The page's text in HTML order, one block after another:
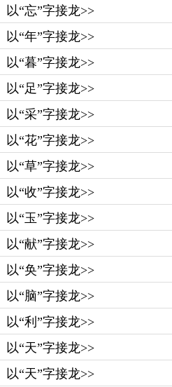
以“忘”字接龙>>
以“年”字接龙>>
以“暮”字接龙>>
以“足”字接龙>>
以“采”字接龙>>
以“花”字接龙>>
以“草”字接龙>>
以“收”字接龙>>
以“玉”字接龙>>
以“献”字接龙>>
以“奂”字接龙>>
以“脑”字接龙>>
以“利”字接龙>>
以“天”字接龙>>
以“天”字接龙>>